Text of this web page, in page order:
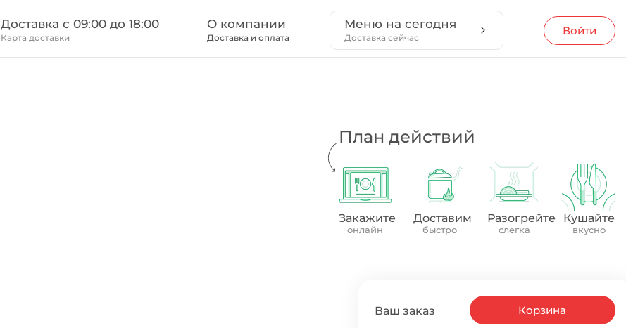
Доставка c 09:00 до 18:00
Карта доставки
О компании
Доставка и оплата
Меню на сегодня
Доставка сейчас
Войти
План действий
Закажите
онлайн
Доставим
быстро
Разогрейте
слегка
Кушайте
вкусно
Корзина
Ваш заказ